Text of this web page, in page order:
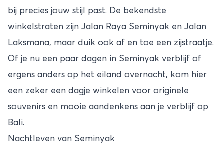
bij precies jouw stijl past. De bekendste
winkelstraten zijn Jalan Raya Seminyak en Jalan
Laksmana, maar duik ook af en toe een zijstraatje.
Of je nu een paar dagen in Seminyak verblijf of
ergens anders op het eiland overnacht, kom hier
een zeker een dagje winkelen voor originele
souvenirs en mooie aandenkens aan je verblijf op
Bali.
Nachtleven van Seminyak